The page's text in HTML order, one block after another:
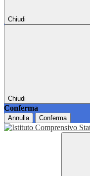
Chiudi
Chiudi
Conferma
Annulla Conferma